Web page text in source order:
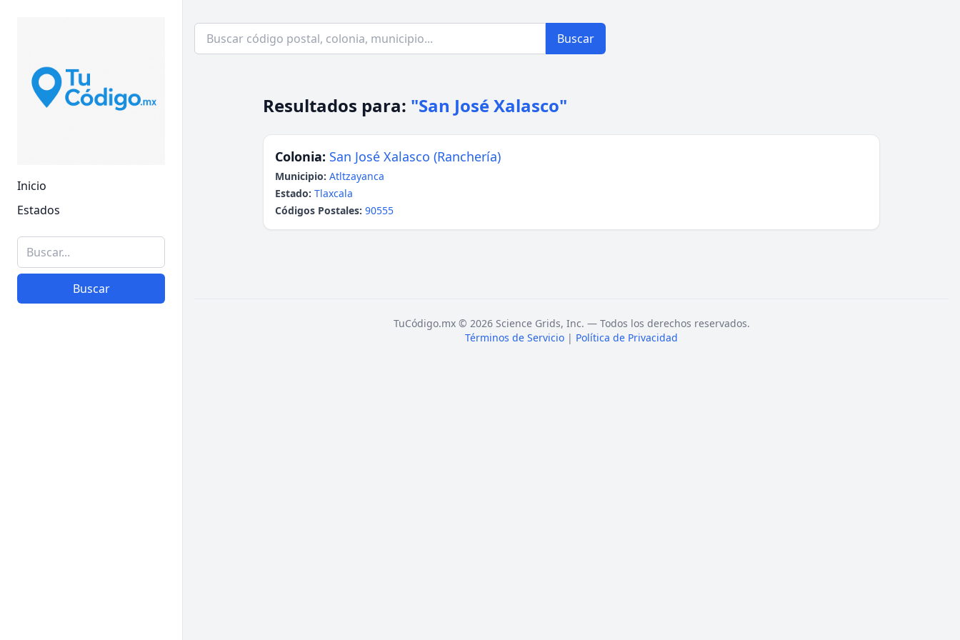
Inicio
Estados
Buscar
Buscar
Resultados para: "San José Xalasco"
Colonia: San José Xalasco (Ranchería)
Municipio: Atltzayanca
Estado: Tlaxcala
Códigos Postales: 90555
TuCódigo.mx © 2026 Science Grids, Inc. — Todos los derechos reservados.
Términos de Servicio | Política de Privacidad